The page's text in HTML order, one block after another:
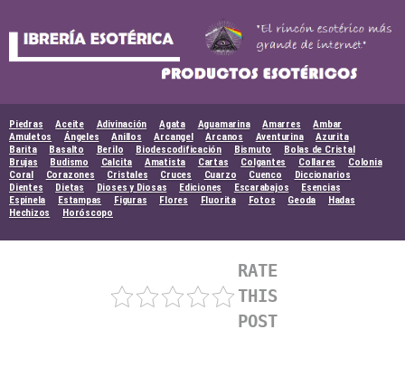
Piedras Aceite Adivinación Agata Aguamarina Amarres
Ambar
Amuletos
Ángeles Anillos Arcangel Arcanos Aventurina
Azurita
Barita
Basalto Berilo Biodescodificación Bismuto
Bolas de Cristal
Brujas
Budismo Calcita Amatista Cartas Colgantes Collares
Colonia
Coral
Corazones Cristales Cruces Cuarzo Cuenco
Diccionarios
Dientes
Dietas Dioses y Diosas Ediciones Escarabajos
Esencias
Espinela
Estampas Figuras Flores Fluorita Fotos Geoda
Hadas
Hechizos
Horóscopo
RATE
THIS
POST